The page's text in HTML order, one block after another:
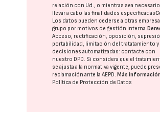
relación con Ud., o mientras sea necesario
llevar a cabo las finalidades especificadas
Los datos pueden cederse a otras
grupo por motivos de gestión interna.
Acceso, rectificación, oposición,
portabilidad, limitación del tratatamiento y
decisiones automatizadas: contacte con
nuestro DPD. Si considera que el
se ajusta a la normativa vigente, puede
reclamación ante laAEPD. Más
Política de Protección de Datos